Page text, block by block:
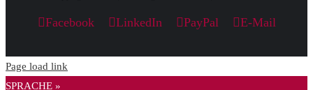
Facebook LinkedIn PayPal E-Mail
Page load link
SPRACHE »